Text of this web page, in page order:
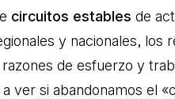
circuitos estables de
y nacionales, los
de esfuerzo y
a ver si abandonamos el